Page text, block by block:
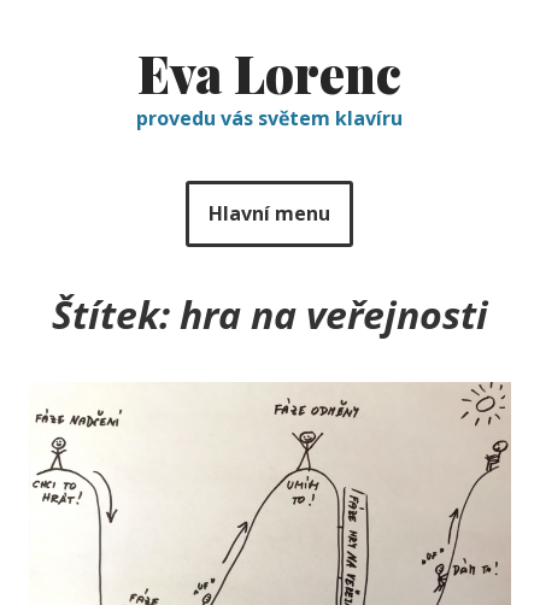
Eva Lorenc
provedu vás světem klavíru
Hlavní menu
Štítek:hra na veřejnosti